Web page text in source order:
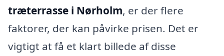
træterrasse i Nørholm, er der flere
faktorer, der kan påvirke prisen. Det er
vigtigt at få et klart billede af disse